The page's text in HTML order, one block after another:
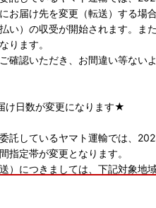
お届け先を変更（転送）する場
い）の収受が開始されます。ま
ります。
確認いただき、お間違い等ない
け日数が変更になります★
託しているヤマト運輸では、
指定帯が変更となります。
）につきましては、下記対象地